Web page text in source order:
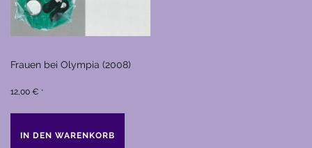
Frauen bei Olympia (2008)
12,00 € *
IN DEN WARENKORB